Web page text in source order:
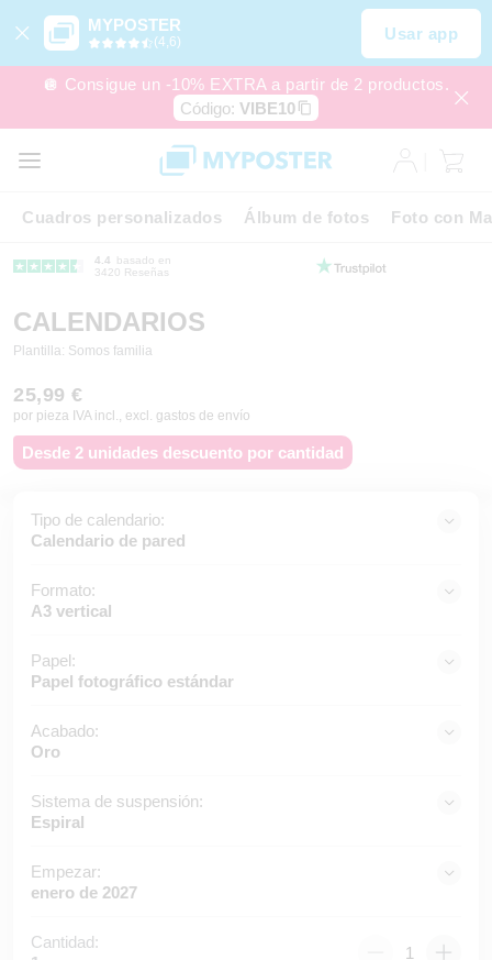
MYPOSTER
(4,6) Usar app
🪩 Consigue un -10% EXTRA a partir de 2 productos.
Código: VIBE10
Cuadros personalizados Álbum de fotos Foto con
4.4
basado en
3420 Reseñas
CALENDARIOS
Plantilla: Somos familia
25,99 €
por pieza IVA incl., excl. gastos de envío
Desde 2 unidades descuento por cantidad
Tipo de calendario:
Calendario de pared
Formato:
A3 vertical
Papel:
Papel fotográfico estándar
Acabado:
Oro
Sistema de suspensión:
Espiral
Empezar:
enero de 2027
Cantidad: